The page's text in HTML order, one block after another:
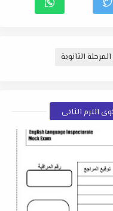
المرحلة الثانوية
الترم الثانى